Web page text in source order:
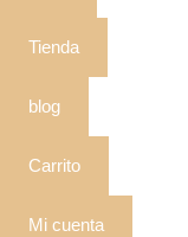
Tienda
blog
Carrito
Mi cuenta